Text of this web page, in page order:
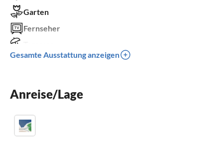
Garten
Fernseher
Spülmaschine
Kinderbett
Gesamte Ausstattung anzeigen
Anreise/Lage